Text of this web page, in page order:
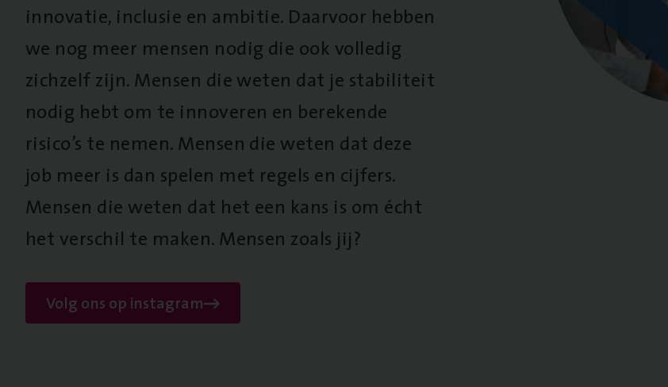
innovatie, inclusie en ambitie. Daarvoor hebben
we nog meer mensen nodig die ook volledig
zichzelf zijn. Mensen die weten dat je stabiliteit
nodig hebt om te innoveren en berekende
risico’s te nemen. Mensen die weten dat deze
job meer is dan spelen met regels en cijfers.
Mensen die weten dat het een kans is om écht
het verschil te maken. Mensen zoals jij?
Volg ons op instagram